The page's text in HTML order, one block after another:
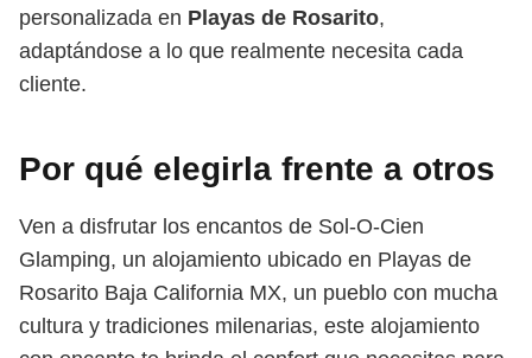
personalizada en Playas de Rosarito,
adaptándose a lo que realmente necesita cada
cliente.
Por qué elegirla frente a otros
Ven a disfrutar los encantos de Sol-O-Cien
Glamping, un alojamiento ubicado en Playas de
Rosarito Baja California MX, un pueblo con mucha
cultura y tradiciones milenarias, este alojamiento